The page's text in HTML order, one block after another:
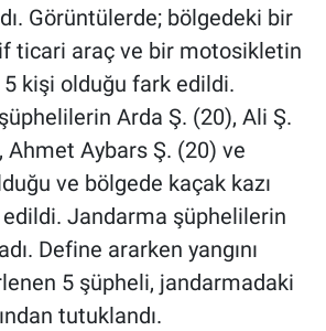
Görüntülerde; bölgedeki bir
ticari araç ve bir motosikletin
5 kişi olduğu fark edildi.
Arda Ş. (20), Ali Ş.
Ahmet Aybars Ş. (20) ve
ve bölgede kaçak kazı
edildi. Jandarma şüphelilerin
Define ararken yangını
5 şüpheli, jandarmadaki
tutuklandı.